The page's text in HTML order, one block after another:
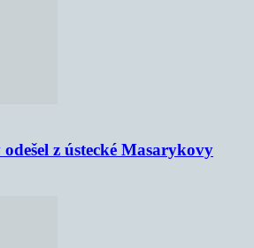
z ústecké Masarykovy